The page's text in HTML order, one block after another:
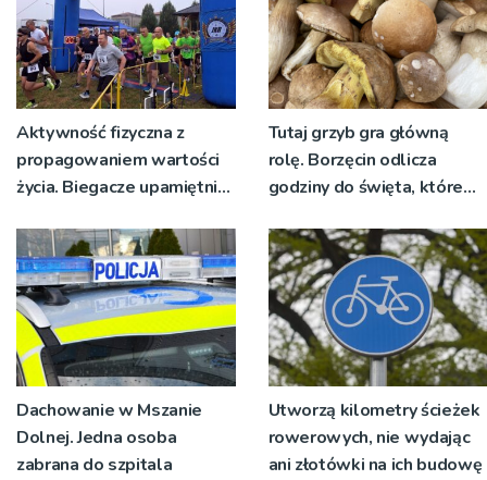
Aktywność fizyczna z
propagowaniem wartości
życia. Biegacze upamiętnili
Tutaj grzyb gra główną
rolę. Borzęcin odlicza
godziny do święta, które
pokoleń
Dachowanie w Mszanie
Dolnej. Jedna osoba
zabrana do szpitala
Utworzą kilometry ścieżek
rowerowych, nie wydając
ani złotówki na ich budowę